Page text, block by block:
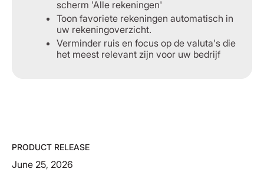
scherm 'Alle rekeningen'
Toon favoriete rekeningen automatisch in
uw rekeningoverzicht.
Verminder ruis en focus op de valuta's die
het meest relevant zijn voor uw bedrijf
PRODUCT RELEASE
June 25, 2026